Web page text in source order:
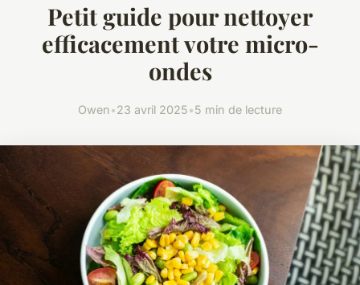
Petit guide pour nettoyer
efficacement votre micro-
ondes
Owen•23 avril 2025•5 min de lecture